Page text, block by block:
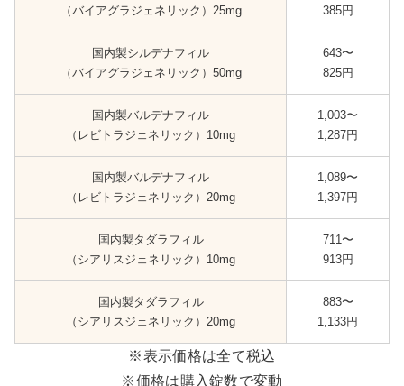
（バイアグラジェネリック）25mg
385円
国内製シルデナフィル
（バイアグラジェネリック）50mg
643〜
825円
国内製バルデナフィル
（レビトラジェネリック）10mg
1,003〜
1,287円
国内製バルデナフィル
（レビトラジェネリック）20mg
1,089〜
1,397円
国内製タダラフィル
（シアリスジェネリック）10mg
711〜
913円
国内製タダラフィル
（シアリスジェネリック）20mg
883〜
1,133円
※表示価格は全て税込
※価格は購入錠数で変動